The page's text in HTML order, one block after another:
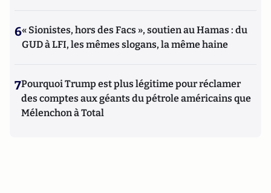
6« Sionistes, hors des Facs », soutien au Hamas : du
GUD à LFI, les mêmes slogans, la même haine
7Pourquoi Trump est plus légitime pour réclamer
des comptes aux géants du pétrole américains que
Mélenchon à Total